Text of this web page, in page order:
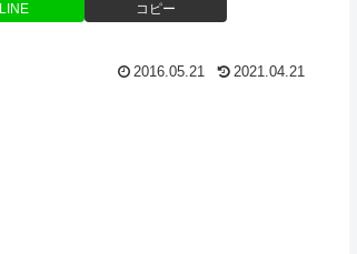
LINE コピー
2016.05.21 2021.04.21